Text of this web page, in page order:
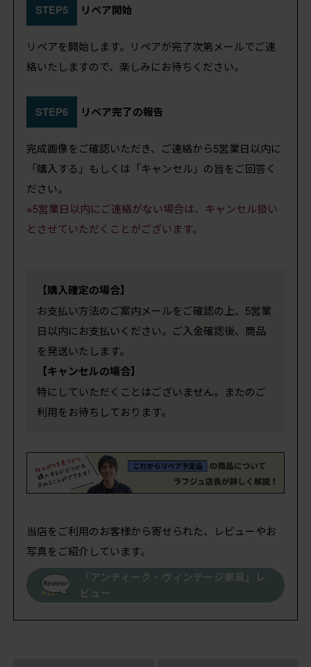
STEP5 リペア開始
リペアを開始します。リペアが完了次第メールでご連
絡いたしますので、楽しみにお待ちください。
STEP6 リペア完了の報告
完成画像をご確認いただき、ご連絡から5営業日以内に
「購入する」もしくは「キャンセル」の旨をご回答く
ださい。
※5営業日以内にご連絡がない場合は、キャンセル扱い
とさせていただくことがございます。
【購入確定の場合】
お支払い方法のご案内メールをご確認の上、5営業
日以内にお支払いください。ご入金確認後、商品
を発送いたします。
【キャンセルの場合】
特にしていただくことはございません。またのご
利用をお待ちしております。
当店をご利用のお客様から寄せられた、レビューやお
写真をご紹介しています。
「アンティーク・ヴィンテージ家具」レ
ビュー